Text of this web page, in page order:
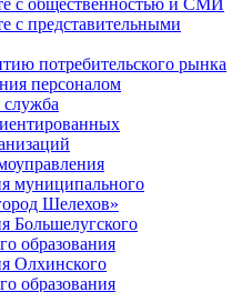
с представительными
потребительского рынка
персоналом
служба
муниципального
Шелехов»
Большелугского
образования
Олхинского
образования